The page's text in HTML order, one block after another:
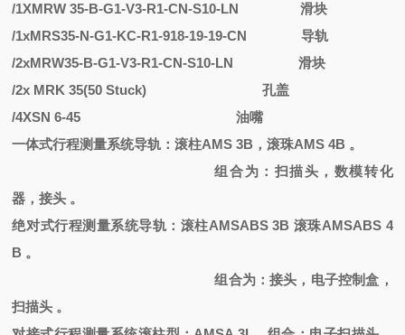
/1XMRW 35-B-G1-V3-R1-CN-S10-LN
滑块
/1xMRS35-N-G1-KC-R1-918-19-19-CN
导轨
/2xMRW35-B-G1-V3-R1-CN-S10-LN
滑块
/2x MRK 35(50 Stuck)
孔盖
/4XSN 6-45
油嘴
一体式行程测量系统导轨：滚柱AMS 3B，滚珠AMS 4B 。
组合为：扫描头，数模转化
器，接头 。
绝对式行程测量系统导轨：滚柱AMSABS 3B 滚珠AMSABS 4
B 。
组合为：接头，电子控制盒，
扫描头 。